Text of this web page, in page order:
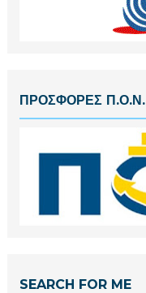
ΠΡΟΣΦΟΡΕΣ Π.Ο.Ν.
SEARCH FOR ME